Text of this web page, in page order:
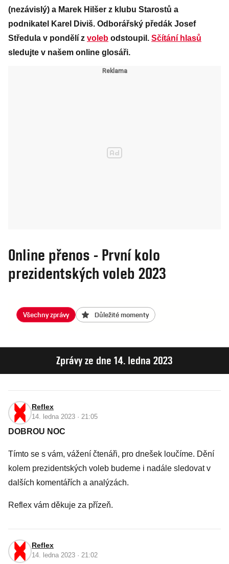
(nezávislý) a Marek Hilšer z klubu Starostů a
podnikatel Karel Diviš. Odborářský předák Josef
Středula v pondělí z voleb odstoupil. Sčítání hlasů
sledujte v našem online glosáři.
Online přenos - První kolo
prezidentských voleb 2023
Všechny zprávy Důležité momenty
Zprávy ze dne 14. ledna 2023
Reflex
14. ledna 2023 · 21:05
DOBROU NOC
Tímto se s vám, vážení čtenáři, pro dnešek loučíme. Dění
kolem prezidentských voleb budeme i nadále sledovat v
dalších komentářích a analýzách.
Reflex vám děkuje za přízeň.
Reflex
14. ledna 2023 · 21:02